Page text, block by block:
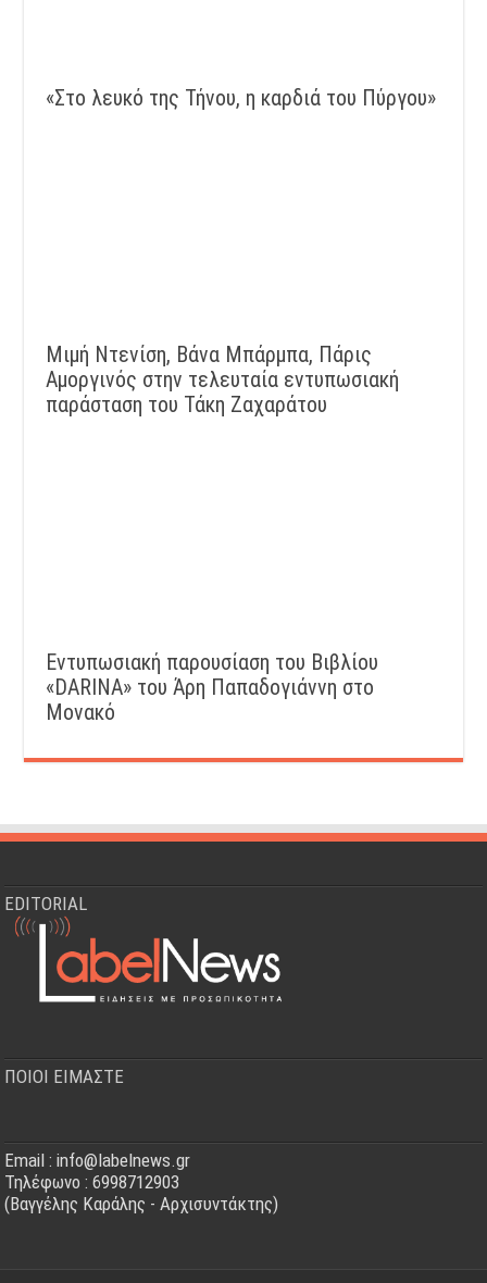
«Στο λευκό της Τήνου, η καρδιά του Πύργου»
Μιμή Ντενίση, Βάνα Μπάρμπα, Πάρις
Αμοργινός στην τελευταία εντυπωσιακή
παράσταση του Τάκη Ζαχαράτου
Εντυπωσιακή παρουσίαση του Βιβλίου
«DARINA» του Άρη Παπαδογιάννη στο
Μονακό
EDITORIAL
ΠΟΙΟΙ ΕΙΜΑΣΤΕ
Email : info@labelnews.gr
Τηλέφωνο : 6998712903
(Βαγγέλης Καράλης - Αρχισυντάκτης)